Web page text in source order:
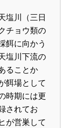
塩川（三日
チョウ類の
餌に向かう
塩川下流の
ることか
餌場として
時期には更
されてお
が営巣して